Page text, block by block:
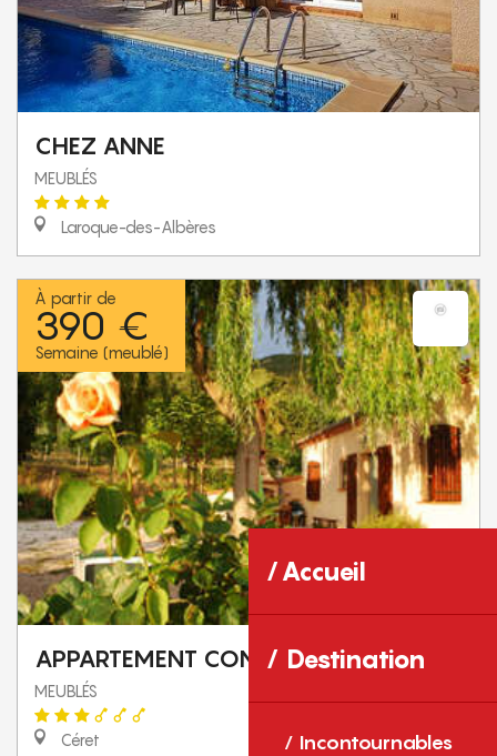
Accueil
Destination
Incontournables
CHEZ ANNE
MEUBLÉS
Laroque-des-Albères
À partir de
390 €
Semaine (meublé)
APPARTEMENT CONFORT
MEUBLÉS
Céret